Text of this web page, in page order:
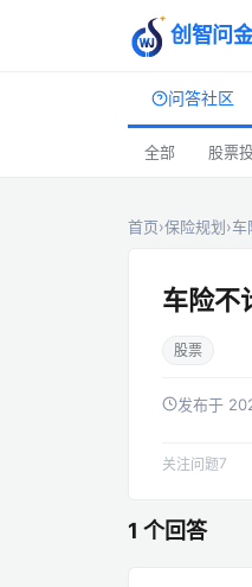
创智问
问答社区
全部 股票
首页›保险规划›车
车险不
股票
发布于
关注问题7
1 个回答